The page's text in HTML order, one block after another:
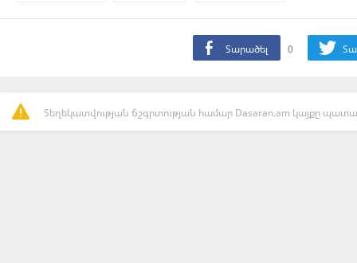
Տարածել 0
Տեղեկատվության ճշգրտության համար Dasaran.am կայքը